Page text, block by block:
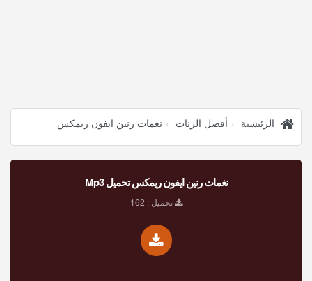
الرئيسية أفضل الرنات نغمات رنين ايفون ريمكس
نغمات رنين ايفون ريمكس تحميل Mp3
تحميل : 162